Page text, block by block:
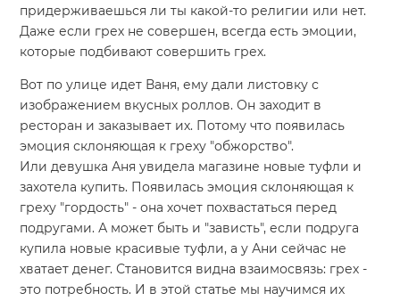
придерживаешься ли ты какой-то религии или нет.
Даже если грех не совершен, всегда есть эмоции,
которые подбивают совершить грех.
Вот по улице идет Ваня, ему дали листовку с
изображением вкусных роллов. Он заходит в
ресторан и заказывает их. Потому что появилась
эмоция склоняющая к греху "обжорство".
Или девушка Аня увидела магазине новые туфли и
захотела купить. Появилась эмоция склоняющая к
греху "гордость" - она хочет похвастаться перед
подругами. А может быть и "зависть", если подруга
купила новые красивые туфли, а у Ани сейчас не
хватает денег. Становится видна взаимосвязь: грех -
это потребность. И в этой статье мы научимся их